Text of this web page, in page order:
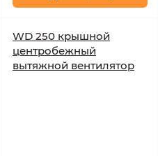
WD 250 крышной
центробежный
вытяжной вентилятор